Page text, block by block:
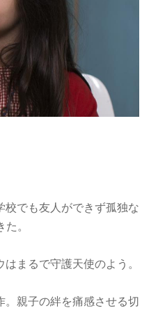
校でも友人ができず孤独な
。
まるで守護天使のよう。
親子の絆を痛感させる切